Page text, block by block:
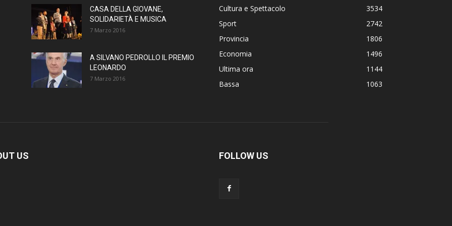
CASA DELLA GIOVANE,
SOLIDARIETÀ E MUSICA
7 Marzo 2016
A SILVANO PEDROLLO IL PREMIO
LEONARDO
7 Marzo 2016
Cultura e Spettacolo
3534
Sport
2742
Provincia
1806
Economia
1496
Ultima ora
1144
Bassa
1063
US FOLLOW US